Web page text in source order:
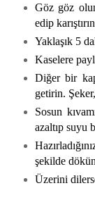
Göz göz
edip
Yaklaşık 5
Kaselere
Diğer bir
getirin.
Sosun
azaltıp suyu
şekilde
Üzerini